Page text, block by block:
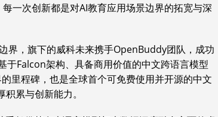
一次创新都是对AI教育应用场景边界的拓宽与深
界，旗下的威科未来携手OpenBuddy团队，成功
于Falcon架构、具备商用价值的中文跨语言模型
程碑，也是全球首个可免费使用并开源的中文
累与创新能力。